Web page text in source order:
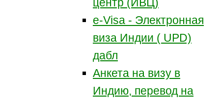
e-Visa - Электронная
виза Индии ( UPD)
дабл
Анкета на визу в
Индию, перевод на